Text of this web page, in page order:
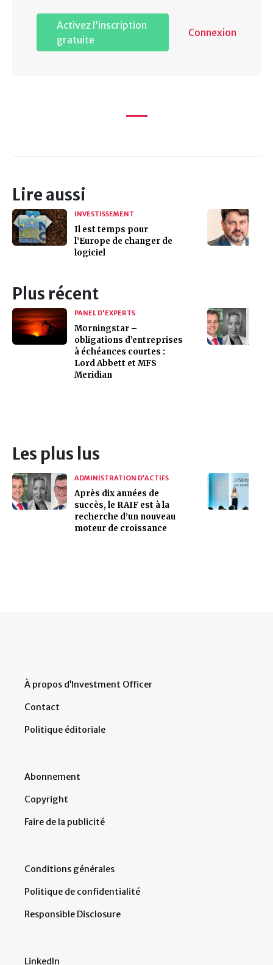
Activez l’inscription
gratuite
Connexion
Lire aussi
INVESTISSEMENT
Il est temps pour
l’Europe de changer de
logiciel
Plus récent
PANEL D'EXPERTS
Morningstar –
obligations d’entreprises
à échéances courtes :
Lord Abbett et MFS
Meridian
Les plus lus
ADMINISTRATION D’ACTIFS
Après dix années de
succès, le RAIF est à la
recherche d’un nouveau
moteur de croissance
À propos d’Investment Officer
Contact
Politique éditoriale
Abonnement
Copyright
Faire de la publicité
Conditions générales
Politique de confidentialité
Responsible Disclosure
LinkedIn